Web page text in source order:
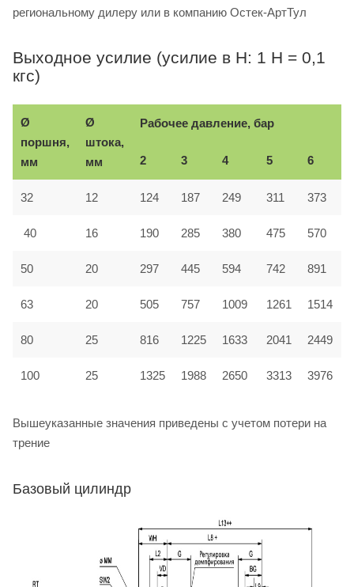
региональному дилеру или в компанию Остек-АртТул
Выходное усилие (усилие в Н: 1 Н = 0,1
кгс)
Ø
поршня,
мм
Ø
штока,
мм
Рабочее давление, бар
2 3 4 5 6
32 12 124 187 249 311 373
40 16 190 285 380 475 570
50 20 297 445 594 742 891
63 20 505 757 1009 1261 1514
80 25 816 1225 1633 2041 2449
100 25 1325 1988 2650 3313 3976
Вышеуказанные значения приведены с учетом потери на
трение
Базовый цилиндр